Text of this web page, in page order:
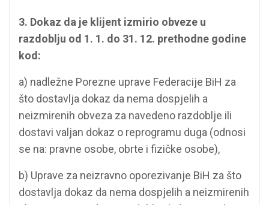
3. Dokaz da je klijent izmirio obveze u
razdoblju od 1. 1. do 31. 12. prethodne godine
kod:
a) nadležne Porezne uprave Federacije BiH za
što dostavlja dokaz da nema dospjelih a
neizmirenih obveza za navedeno razdoblje ili
dostavi valjan dokaz o reprogramu duga (odnosi
se na: pravne osobe, obrte i fizičke osobe),
b) Uprave za neizravno oporezivanje BiH za što
dostavlja dokaz da nema dospjelih a neizmirenih